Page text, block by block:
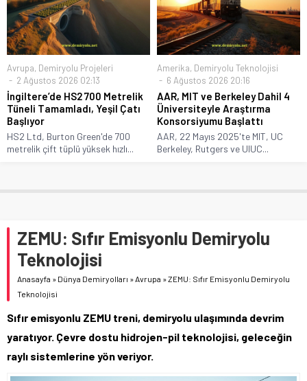
Avrupa, Demiryolu Projeleri
2 Ağustos 2026 02:13
İngiltere’de HS2 700 Metrelik
Tüneli Tamamladı, Yeşil Çatı
Başlıyor
HS2 Ltd, Burton Green'de 700
metrelik çift tüplü yüksek hızlı...
Amerika, Demiryolu Teknolojisi
6 Ağustos 2026 20:16
AAR, MIT ve Berkeley Dahil 4
Üniversiteyle Araştırma
Konsorsiyumu Başlattı
AAR, 22 Mayıs 2025'te MIT, UC
Berkeley, Rutgers ve UIUC...
ZEMU: Sıfır Emisyonlu Demiryolu
Teknolojisi
Anasayfa » Dünya Demiryolları »Avrupa »ZEMU: Sıfır Emisyonlu Demiryolu
Teknolojisi
Sıfır emisyonlu ZEMU treni, demiryolu ulaşımında devrim
yaratıyor. Çevre dostu hidrojen-pil teknolojisi, geleceğin
raylı sistemlerine yön veriyor.